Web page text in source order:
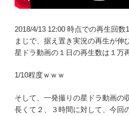
2018/4/13 12:00 時点での再生回数
まじで、据え置き実況の再生が伸
星ドラ動画の１日の再生数は１万
1/10程度ｗｗｗ
そして、一発撮りの星ドラ動画の
長くて２、３時間に対して、今回